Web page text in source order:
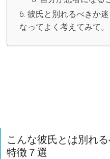
彼氏と別れるべきか
なってよく考えてみて。
こんな彼氏とは別れ
特徴７選